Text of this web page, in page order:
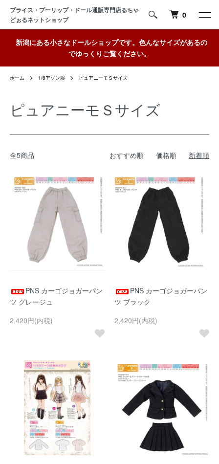
ブライス・プーリップ・ドール通販専門店るちゃ
どぉるネットショップ
0
新潟にある小さなドールショップです。色んなサイズがあるの
でゆっくりご覧ください。
ホーム 1/6アゾン服 ピュアニーモＳサイズ
ピュアニーモＳサイズ
全5商品 おすすめ順 価格順 新着順
PNS カーゴジョガーパン
ツ グレージュ
2,420円(内税)
PNS カーゴジョガーパン
ツ ブラック
2,420円(内税)